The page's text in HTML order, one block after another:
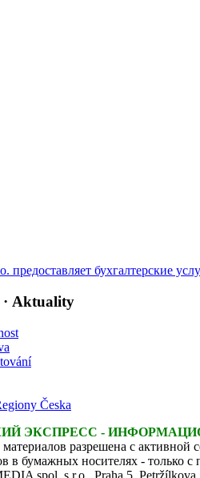
· Aktuality
Česka
ЭКСПРЕСС -
материалов разрешена с активной
в бумажных носителях - только
spol. s r.o., Praha 5, Petržílkova